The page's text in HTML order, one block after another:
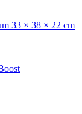
33 × 38 × 22 cm